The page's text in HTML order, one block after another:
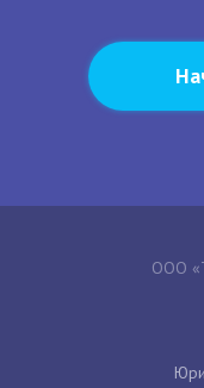
ООО